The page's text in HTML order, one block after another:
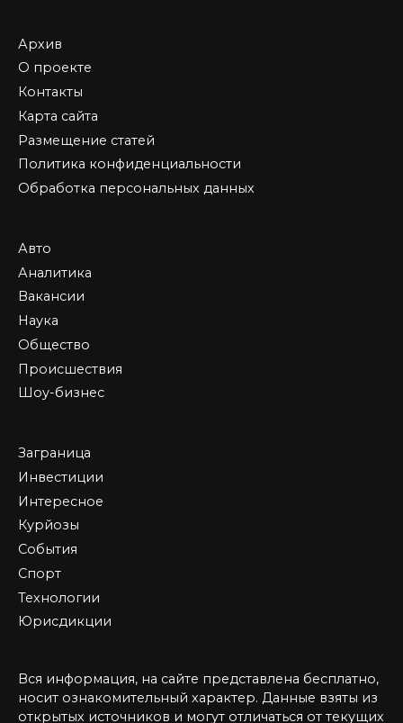
Архив
О проекте
Контакты
Карта сайта
Размещение статей
Политика конфиденциальности
Обработка персональных данных
Авто
Аналитика
Вакансии
Наука
Общество
Происшествия
Шоу-бизнес
Заграница
Инвестиции
Интересное
Курйозы
События
Спорт
Технологии
Юрисдикции
Вся информация, на сайте представлена бесплатно,
носит ознакомительный характер. Данные взяты из
открытых источников и могут отличаться от текущих